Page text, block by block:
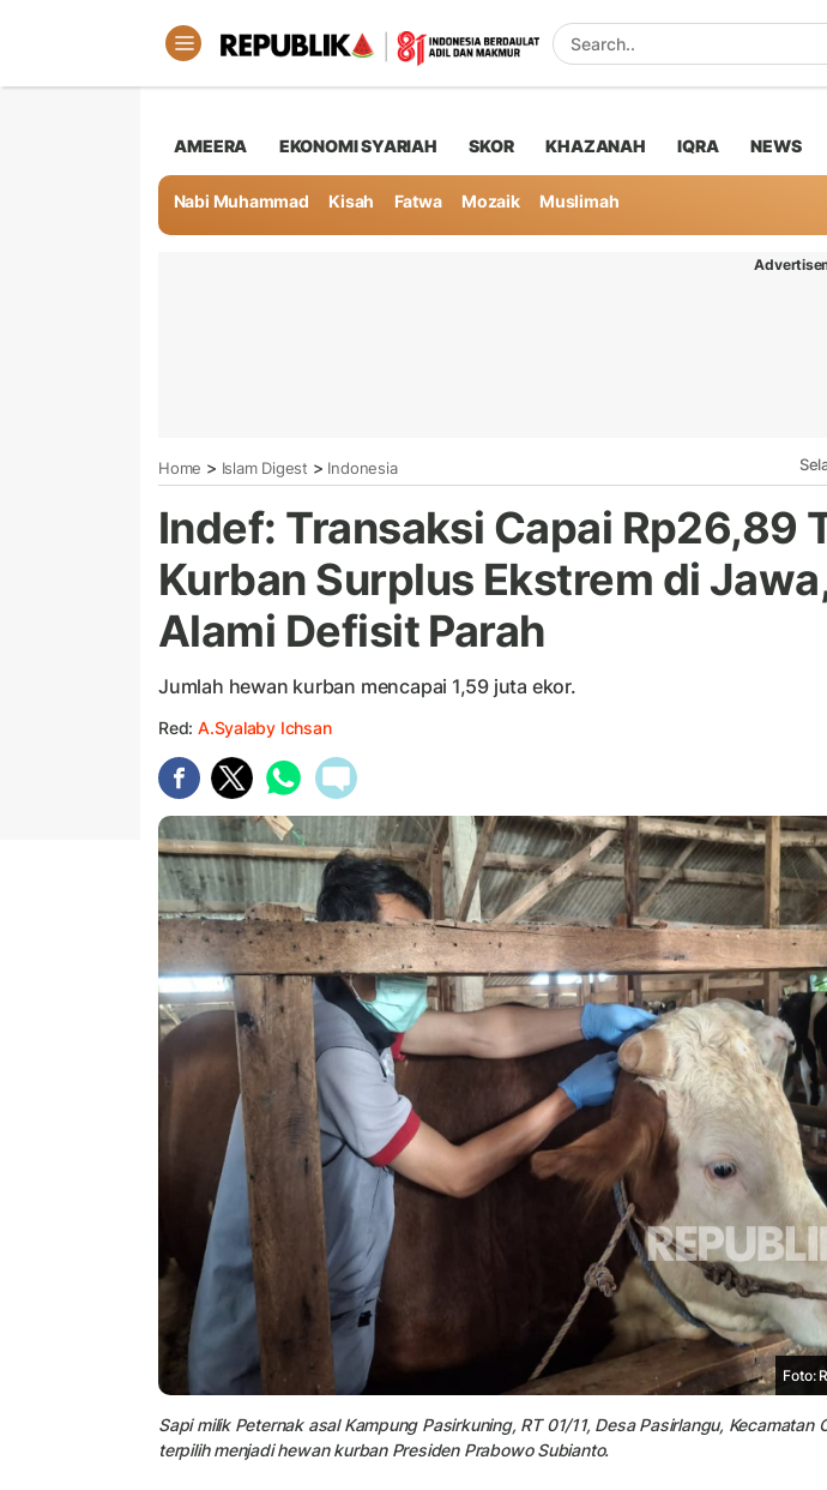
AMEERA EKONOMI SYARIAH SKOR KHAZANAH IQRA NEWS
Nabi Muhammad Kisah Fatwa Mozaik Muslimah
Home > Islam Digest > Indonesia
Indef: Transaksi Capai Rp26,89
Kurban Surplus Ekstrem di
Alami Defisit Parah
Jumlah hewan kurban mencapai 1,59 juta ekor.
Red: A.Syalaby Ichsan
Foto:
Sapi milik Peternak asal Kampung Pasirkuning, RT 01/11, Desa Pasirlangu, Kecamatan
terpilih menjadi hewan kurban Presiden Prabowo Subianto.